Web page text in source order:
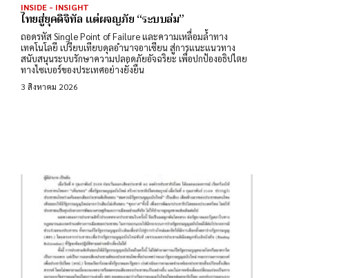
INSIDE - INSIGHT
ไทยสู่ยุคดิจิทัล แต่ผจญภัย “ระบบล่ม”
ถอดรหัส Single Point of Failure และความเหลื่อมล้ำทาง
เทคโนโลยี เปรียบเทียบดุลอำนาจอาเซียน สู่การแนะแนวทาง
สนับสนุนระบบรักษาความปลอดภัยอัจฉริยะ เพื่อปกป้องอธิปไตย
ทางไซเบอร์ของประเทศอย่างยั่งยืน
3 สิงหาคม 2026